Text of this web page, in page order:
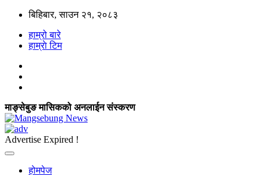
बिहिबार, साउन २१, २०८३
हाम्रो बारे
हाम्राे टिम
माङ्सेबुङ मासिकको अनलाईन संस्करण
Advertise Expired !
होमपेज